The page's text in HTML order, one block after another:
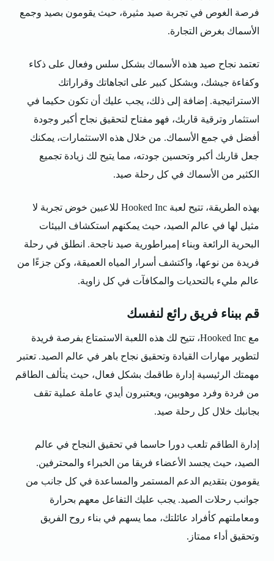
فرصة الغوص في تجربة صيد مثيرة، حيث يقومون بصيد وجمع
الأسماك بغرض التجارة.
تعتمد نجاح صيد هذه الأسماك بشكل سلس وفعال على ذكاء
وكفاءة جيشك، وبشكل كبير على اتجاهاتك وقراراتك
الاستراتيجية. إضافة إلى ذلك، يجب عليك أن تكون حكيما في
استثمار وترقية قاربك، فهو مفتاح لتحقيق نجاح أكبر وجودة
أفضل في جمع الأسماك. من خلال هذه الاستثمارات، يمكنك
جعل قاربك أكبر وتحسين جودته، مما يتيح لك زيادة تجميع
الكثير من الأسماك في كل رحلة صيد.
بهذه الطريقة، تتيح لعبة Hooked Inc للاعبين خوض تجربة لا
مثيل لها في عالم الصيد، حيث يمكنهم استكشاف البيئات
البحرية الرائعة وبناء إمبراطورية صيد ناجحة. انطلق في رحلة
فريدة من نوعها، واكتشف أسرار المياه العميقة، وكن جزءًا من
عالم مليء بالتحديات والمكافآت في كل زاوية.
قم ببناء فريق رائع لنفسك
مع Hooked Inc، تتيح لك هذه اللعبة الاستمتاع بفرصة فريدة
لتطوير مهارات القيادة وتحقيق نجاح باهر في عالم الصيد. تعتبر
مهمتك الرئيسية إدارة طاقمك بشكل فعال، حيث يتألف الطاقم
من فردة وفرد موهوبين، ويعتبرون أيدي عاملة عملية تقف
بجانبك خلال كل رحلة صيد.
إدارة الطاقم تلعب دورا حاسما في تحقيق النجاح في عالم
الصيد، حيث يجسد الأعضاء فريقا من الخبراء والمحترفين.
يقومون بتقديم الدعم المستمر والمساعدة في كل جانب من
جوانب رحلات الصيد. يجب عليك التفاعل معهم بحرارة
ومعاملتهم كأفراد عائلتك، مما يسهم في بناء روح الفريق
وتحقيق أداء ممتاز.